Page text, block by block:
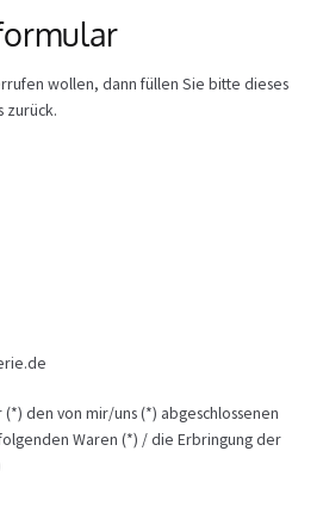
wollen, dann füllen Sie bitte dieses
zurück.
den von mir/uns (*) abgeschlossenen
Waren (*) / die Erbringung der